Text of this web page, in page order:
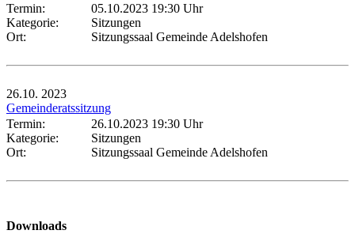
Termin:
05.10.2023 19:30 Uhr
Kategorie:
Sitzungen
Ort:
Sitzungssaal Gemeinde Adelshofen
26.10. 2023
Gemeinderatssitzung
Termin:
26.10.2023 19:30 Uhr
Kategorie:
Sitzungen
Ort:
Sitzungssaal Gemeinde Adelshofen
Downloads